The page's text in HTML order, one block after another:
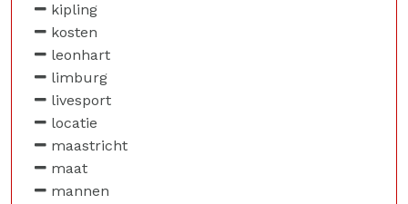
kipling
kosten
leonhart
limburg
livesport
locatie
maastricht
maat
mannen